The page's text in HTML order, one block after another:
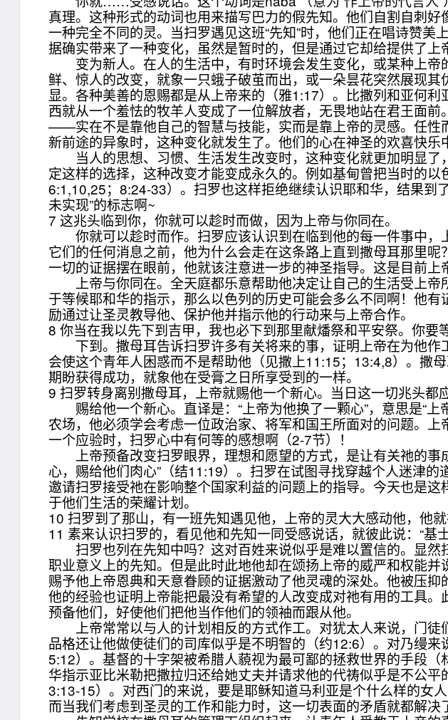
真理。这种形式的动词也用来描写巴力的假先知。他们自割自刺
一种完全不同的灵。当扫罗遇见这班“先知”时，他们正在唱诗赞
据确实带来了一种变化，虽然是暂时的，但是通过它却给提供了上
变为新人。在人的生活中，有时环境会发生变化，或某种上帝
鲜、惊人的改变，就象一只蛾子破茧而出，或一朵昙花突然展现
显。各种美善的恩赐都是从上帝来的（雅1:17）。比撒列和亚何
西就从一个羞怯的牧羊人变成了一位解放者，无畏地站在君王面
——实在不是靠他自己的智慧与技能，实而是靠上帝的灵感。任性
新前途的异象时，这种变化就发生了。他们的心在神圣的欢喜快乐
当人的思想、习惯、生活发生改变时，这种变化就更加明显了
定这样的选择，这种改变才能变成永久的。例如基甸曾把当时的
6:1,10,25；8:24-33）。扫罗也这样拒绝继续认识耶和华，结果到
未实现”的标志啊~
7 这兆头临到你，你就可以趁时而做，因为上帝与你同在。
你就可以趁时而作。扫罗应该认识到在临到他的每一件事中，
它们的任何消息之前，他为什么会走在这条路上直到撒母耳那里
一切的证据摆在眼前，他就该注意进一步的神圣指导。这是目前上
上帝与你同在。全天庭都乐意帮助他决定让自己的生活受上帝
于等候耶和华的指示，那么以色列的历史可能会多么不同啊！他
励通过让圣灵教导他、保护他并指示他的行动来与上帝合作。
8 你当在我以先下到吉甲，我也必下到那里献燔祭和平安祭。你要
下到。撒母耳告诉扫罗许多有关将来的事，证明上帝在为他作
会使这个青年人困惑而不是帮助他（见撒上11:15；13:4,8）。撒
期盼获得成功，就象他在受膏之日所享受到的一样。
9 扫罗转身离别撒母耳，上帝就赐他一个新心。当日这一切兆头都
赐给他一个新心。直译是：“上帝为他换了一颗心”，意思是“上
农场，他必须学会考虑一位政治家、将军和国王所面对的问题。
一个应验时，扫罗心中有何等的感想啊（2-7节）！
上帝预备改变扫罗眼界，理想和愿望的方式，是让有关祂的事
心，赐给他们肉心”（结11:19）。扫罗在试图寻找穿越个人迷津
邀请扫罗接受祂在影响整个国家利益的问题上的指导。今天也是
于他们生活的荣耀计划。
10 扫罗到了那山，有一班先知遇见他，上帝的灵大大感动他，他就
11 素来认识扫罗的，看见他和先知一同受感说话，就彼此说：“基
扫罗也列在先知中吗？这对百姓来说似乎是难以置信的。显然
职业意义上的先知。但是此时此地他却在颂扬上帝的威严和权能
赐予他上帝恩典和天意眷顾的证据激动了他灵魂的深处。他被压
他的经验也证明上帝能把最没有希望的人改变成对祂有用的工具
预备他们，好使他们把他当作他们的领袖而跟从他。
上帝常常以与人的计划相反的方式作工。对犹太人来说，门徒
品格还让他做使徒们的司库似乎是不明智的（约12:6）。对乃缦
5:12）。基督的十字架被希腊人藐视为最可鄙的拯救世界的手段
华指示亚比米勒把撒拉归还给她丈夫并请求他的代祷似乎是不公
3:13-15）。对西门的来说，要是耶稣知道马利亚是个什么样的女
而当我们考虑到圣灵的工作和能力时，这一切表面的矛盾就都解决